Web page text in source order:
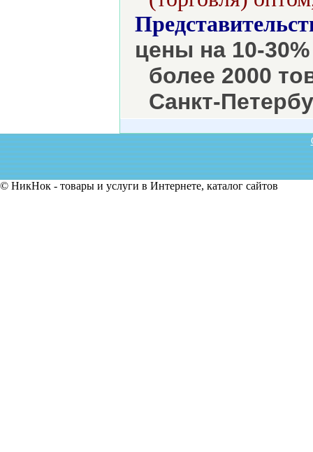
цены на 10-
более 2000
Санкт-
© НикНок - товары и услуги в Интернете, каталог сайтов